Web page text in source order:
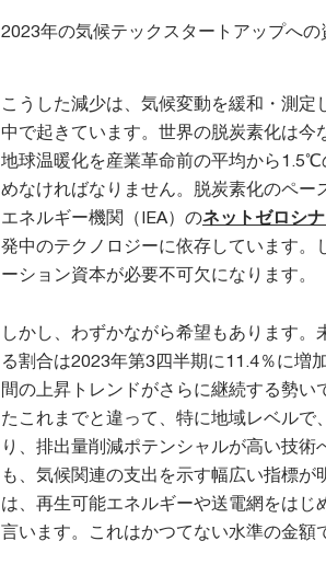
2023年の気候テックスタートアップへの
こうした減少は、気候変動を緩和・測
中で起きています。世界の脱炭素化は
地球温暖化を産業革命前の平均から
めなければなりません。脱炭素化のペ
エネルギー機関（IEA）のネットゼロシ
発中のテクノロジーに依存しています
ーション資本が必要不可欠になります。
しかし、わずかながら希望もあります
る割合は2023年第3四半期に11.4％に増
間の上昇トレンドがさらに継続する勢
たこれまでと違って、特に地域レベル
り、排出量削減ポテンシャルが高い技
も、気候関連の支出を示す幅広い指標が
は、再生可能エネルギーや送電網をは
言います。これはかつてない水準の金額